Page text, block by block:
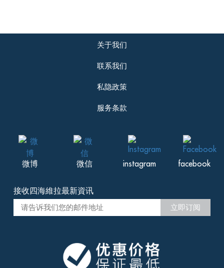
关于我们
联系我们
私隐政策
服务条款
微博 微信 instagram facebook
接收四海維拉最新資讯
立即订阅